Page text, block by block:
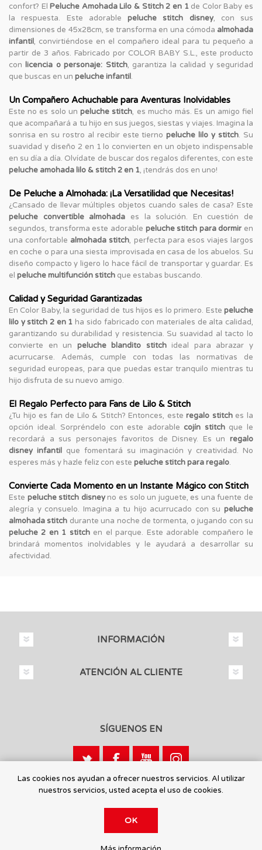
confort? ElPeluche Amohada Lilo & Stitch 2 en 1de Color Baby es
la respuesta. Este adorable peluche stitch disney, con sus
dimensiones de 45x28cm, se transforma en una cómoda almohada
infantil, convirtiéndose en el compañero ideal para tu pequeño a
partir de 3 años. Fabricado por COLOR BABY S.L., este producto
conlicencia o personaje: Stitch, garantiza la calidad y seguridad
que buscas en un peluche infantil.
Un Compañero Achuchable para Aventuras Inolvidables
Este no es solo unpeluche stitch, es mucho más. Es un amigo fiel
que acompañará a tu hijo en sus juegos, siestas y viajes. Imagina la
sonrisa en su rostro al recibir este tiernopeluche lilo y stitch. Su
suavidad y diseño 2 en 1 lo convierten en un objeto indispensable
en su día a día. Olvídate de buscar dos regalos diferentes, con este
peluche amohada lilo & stitch 2 en 1, ¡tendrás dos en uno!
De Peluche a Almohada: ¡La Versatilidad que Necesitas!
¿Cansado de llevar múltiples objetos cuando sales de casa? Este
peluche convertible almohada es la solución. En cuestión de
segundos, transforma este adorable peluche stitch para dormir en
una confortable almohada stitch, perfecta para esos viajes largos
en coche o para una siesta improvisada en casa de los abuelos. Su
diseño compacto y ligero lo hace fácil de transportar y guardar. Es
el peluche multifunción stitch que estabas buscando.
Calidad y Seguridad Garantizadas
En Color Baby, la seguridad de tus hijos es lo primero. Este peluche
lilo y stitch 2 en 1 ha sido fabricado con materiales de alta calidad,
garantizando su durabilidad y resistencia. Su suavidad al tacto lo
convierte en un peluche blandito stitchideal para abrazar y
acurrucarse. Además, cumple con todas las normativas de
seguridad europeas, para que puedas estar tranquilo mientras tu
hijo disfruta de su nuevo amigo.
El Regalo Perfecto para Fans de Lilo & Stitch
¿Tu hijo es fan de Lilo & Stitch? Entonces, esteregalo stitches la
opción ideal. Sorpréndelo con este adorable cojín stitchque le
recordará a sus personajes favoritos de Disney. Es un regalo
disney infantil que fomentará su imaginación y creatividad. No
esperes más y hazle feliz con este peluche stitch para regalo.
Convierte Cada Momento en un Instante Mágico con Stitch
Este peluche stitch disneyno es solo un juguete, es una fuente de
alegría y consuelo. Imagina a tu hijo acurrucado con su peluche
almohada stitch durante una noche de tormenta, o jugando con su
peluche 2 en 1 stitchen el parque. Este adorable compañero le
brindará momentos inolvidables y le ayudará a desarrollar su
afectividad.
INFORMACIÓN
ATENCIÓN AL CLIENTE
SÍGUENOS EN
Calle León, 1 - 03440 Ibi, Alicante
© 2026 Toysmaniatic.
Las cookies nos ayudan a ofrecer nuestros servicios. Al utilizar
nuestros servicios, usted acepta el uso de cookies.
OK